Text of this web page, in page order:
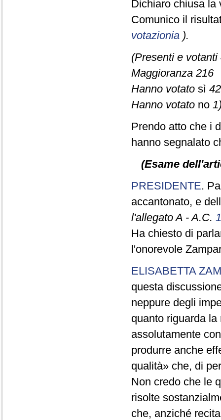
Dichiaro chiusa la
Comunico il
votazionia ).
(Presenti e votanti
Maggioranza 216
Hanno votato sì
Hanno votato no
Prendo atto che i
hanno segnalato
(Esame
PRESIDENTE.
accantonato, e
l'allegato A - A.C.
Ha chiesto di
l'onorevole
ELISABETTA
questa
neppure degli
quanto riguarda
assolutamente
produrre anche
qualità» che, di
Non credo che le
risolte
che, anziché